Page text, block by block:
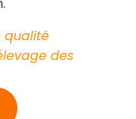
qualité
des